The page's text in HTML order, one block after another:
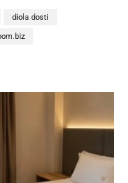
diola dosti